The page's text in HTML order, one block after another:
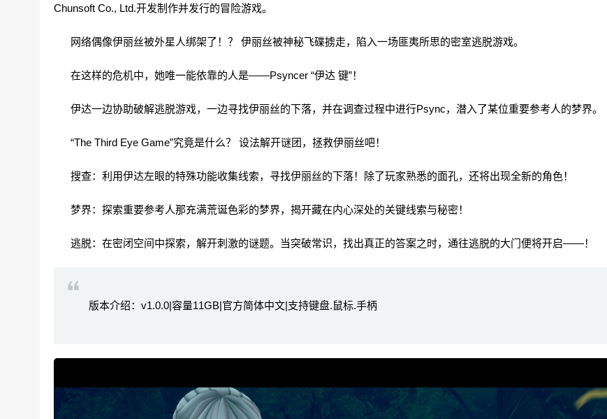
Chunsoft Co., Ltd.开发制作并发行的冒险游戏。
网络偶像伊丽丝被外星人绑架了！？ 伊丽丝被神秘飞碟掳走，陷入一场匪夷所思的密室逃脱游戏。
在这样的危机中，她唯一能依靠的人是——Psyncer “伊达 键”！
伊达一边协助破解逃脱游戏，一边寻找伊丽丝的下落，并在调查过程中进行Psync，潜入了某位重要参考人的梦界。
“The Third Eye Game”究竟是什么？ 设法解开谜团，拯救伊丽丝吧！
搜查：利用伊达左眼的特殊功能收集线索，寻找伊丽丝的下落！除了玩家熟悉的面孔，还将出现全新的角色！
梦界：探索重要参考人那充满荒诞色彩的梦界，揭开藏在内心深处的关键线索与秘密！
逃脱：在密闭空间中探索，解开刺激的谜题。当突破常识，找出真正的答案之时，通往逃脱的大门便将开启——！
版本介绍：v1.0.0|容量11GB|官方简体中文|支持键盘.鼠标.手柄